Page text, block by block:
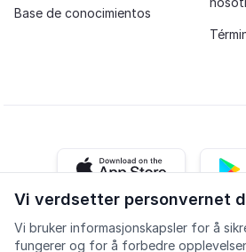
Vi verdsetter personvernet
Vi bruker informasjonskapsler for å
fungerer og for å forbedre
Base de conocimientos
iOS app
Facebook